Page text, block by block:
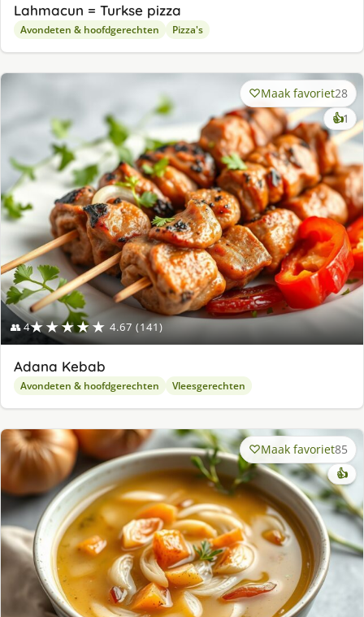
Lahmacun = Turkse pizza
Avondeten & hoofdgerechten Pizza's
👥 4★★★★★ 4.67 (141)
Maak favoriet28
👍1
Adana Kebab
Avondeten & hoofdgerechten Vleesgerechten
Maak favoriet85
👍